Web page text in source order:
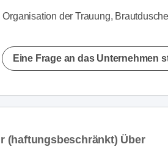
der Trauung, Brautdusche
Eine Frage an das Unternehmen
(haftungsbeschränkt) Über